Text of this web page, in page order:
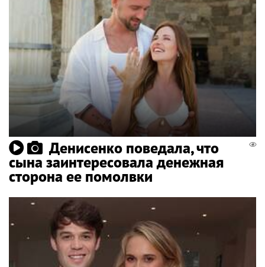
Денисенко поведала, что
сына заинтересовала денежная
сторона ее помолвки